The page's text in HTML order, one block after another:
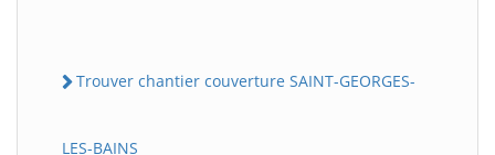
Trouver chantier couverture SAINT-GEORGES-
LES-BAINS